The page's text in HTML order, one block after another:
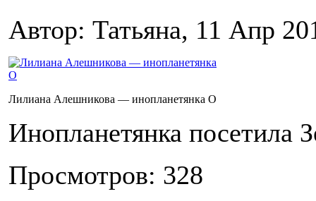
Автор: Татьяна, 11 Апр
Лилиана Алешникова — инопланетянка О
Инопланетянка посетила
Просмотров: 328